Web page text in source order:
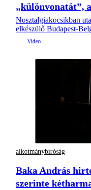
„különvonatát”,
Nosztalgiakocsikban
elkészülő Budapest-
alkotmánybíróság
Baka András
szerinte